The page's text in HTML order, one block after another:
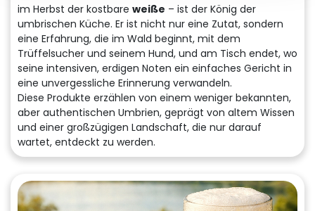
im Herbst der kostbare weiße – ist der König der
umbrischen Küche. Er ist nicht nur eine Zutat, sondern
eine Erfahrung, die im Wald beginnt, mit dem
Trüffelsucher und seinem Hund, und am Tisch endet, wo
seine intensiven, erdigen Noten ein einfaches Gericht in
eine unvergessliche Erinnerung verwandeln.
Diese Produkte erzählen von einem weniger bekannten,
aber authentischen Umbrien, geprägt von altem Wissen
und einer großzügigen Landschaft, die nur darauf
wartet, entdeckt zu werden.